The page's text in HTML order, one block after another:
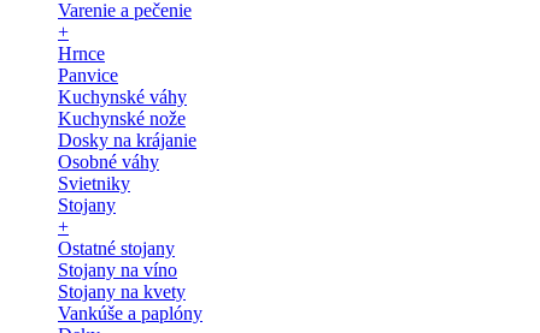
Varenie a pečenie
+
Hrnce
Panvice
Kuchynské váhy
Kuchynské nože
Dosky na krájanie
Osobné váhy
Svietniky
Stojany
+
Ostatné stojany
Stojany na víno
Stojany na kvety
Vankúše a paplóny